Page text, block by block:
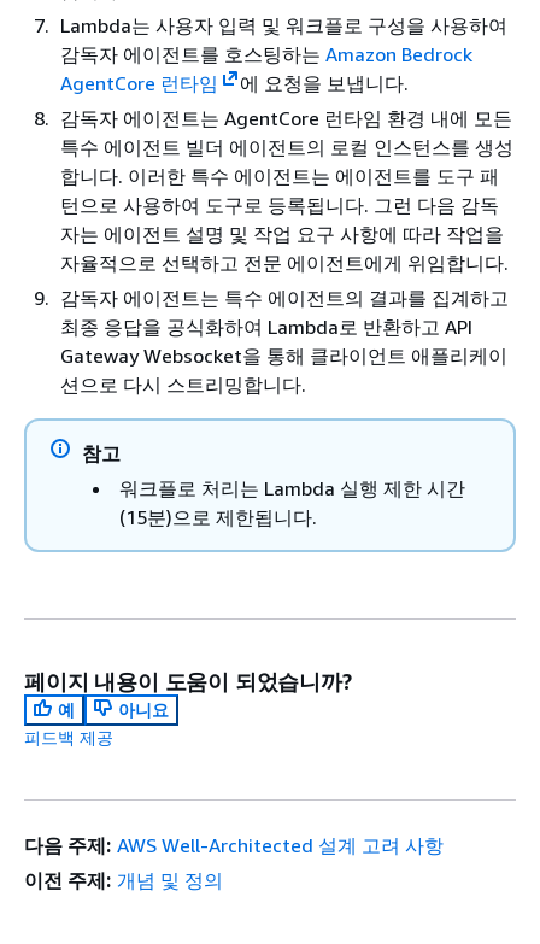
Lambda는 사용자 입력 및 워크플로 구성을 사용하여
감독자 에이전트를 호스팅하는 Amazon Bedrock
AgentCore 런타임
에 요청을 보냅니다.
감독자 에이전트는 AgentCore 런타임 환경 내에 모든
특수 에이전트 빌더 에이전트의 로컬 인스턴스를 생성
합니다. 이러한 특수 에이전트는 에이전트를 도구 패
턴으로 사용하여 도구로 등록됩니다. 그런 다음 감독
자는 에이전트 설명 및 작업 요구 사항에 따라 작업을
자율적으로 선택하고 전문 에이전트에게 위임합니다.
감독자 에이전트는 특수 에이전트의 결과를 집계하고
최종 응답을 공식화하여 Lambda로 반환하고 API
Gateway Websocket을 통해 클라이언트 애플리케이
션으로 다시 스트리밍합니다.
참고
워크플로 처리는 Lambda 실행 제한 시간
(15분)으로 제한됩니다.
페이지 내용이 도움이 되었습니까?
예
아니요
피드백 제공
다음 주제: AWS Well-Architected 설계 고려 사항
이전 주제: 개념 및 정의